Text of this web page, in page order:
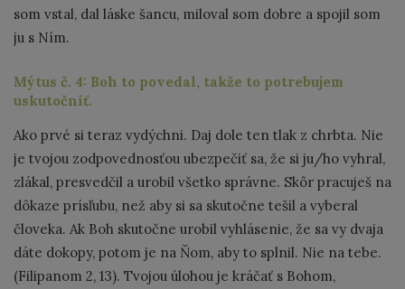
som vstal, dal láske šancu, miloval som dobre a spojil som
ju s Ním.
Mýtus č. 4: Boh to povedal, takže to potrebujem
uskutočniť.
Ako prvé si teraz vydýchni. Daj dole ten tlak z chrbta. Nie
je tvojou zodpovednosťou ubezpečiť sa, že si ju/ho vyhral,
zlákal, presvedčil a urobil všetko správne. Skôr pracuješ na
dôkaze prísľubu, než aby si sa skutočne tešil a vyberal
človeka. Ak Boh skutočne urobil vyhlásenie, že sa vy dvaja
dáte dokopy, potom je na Ňom, aby to splnil. Nie na tebe.
(Filipanom 2, 13). Tvojou úlohou je kráčať s Bohom,